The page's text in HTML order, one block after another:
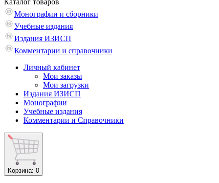
Каталог товаров
Монографии и сборники
Учебные издания
Издания ИЗИСП
Комментарии и справочники
Личный кабинет
Мои заказы
Мои загрузки
Издания ИЗИСП
Монографии
Учебные издания
Комментарии и Справочники
Корзина: 0